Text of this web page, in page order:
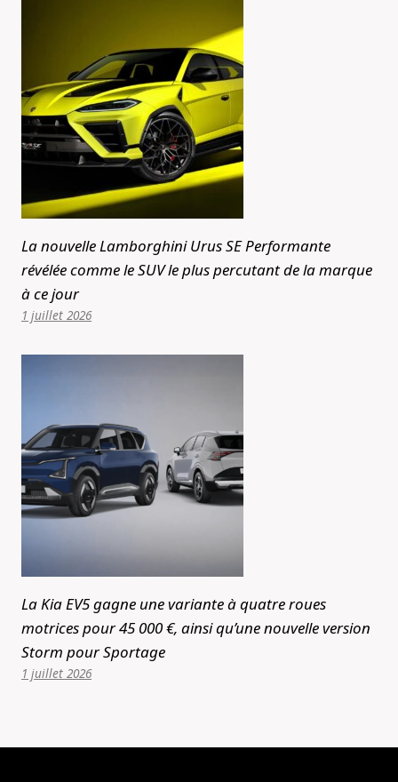
La nouvelle Lamborghini Urus SE Performante
révélée comme le SUV le plus percutant de la marque
à ce jour
1 juillet 2026
La Kia EV5 gagne une variante à quatre roues
motrices pour 45 000 €, ainsi qu’une nouvelle version
Storm pour Sportage
1 juillet 2026